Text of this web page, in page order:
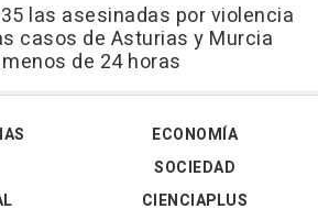
las asesinadas por violencia
casos de Asturias y Murcia
de 24 horas
ECONOMÍA
SOCIEDAD
CIENCIAPLUS